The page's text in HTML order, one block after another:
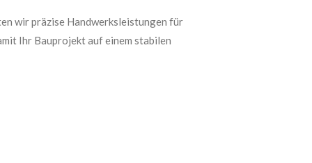
wir präzise Handwerksleistungen für
Ihr Bauprojekt auf einem stabilen